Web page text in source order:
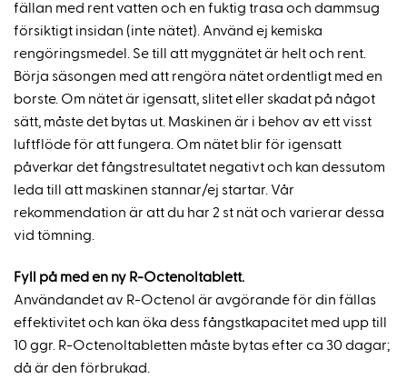
fällan med rent vatten och en fuktig trasa och dammsug
försiktigt insidan (inte nätet). Använd ej kemiska
rengöringsmedel. Se till att myggnätet är helt och rent.
Börja säsongen med att rengöra nätet ordentligt med en
borste. Om nätet är igensatt, slitet eller skadat på något
sätt, måste det bytas ut. Maskinen är i behov av ett visst
luftflöde för att fungera. Om nätet blir för igensatt
påverkar det fångstresultatet negativt och kan dessutom
leda till att maskinen stannar/ej startar. Vår
rekommendation är att du har 2 st nät och varierar dessa
vid tömning.
Fyll på med en ny R-Octenoltablett.
Användandet av R-Octenol är avgörande för din fällas
effektivitet och kan öka dess fångstkapacitet med upp till
10 ggr. R-Octenoltabletten måste bytas efter ca 30 dagar;
då är den förbrukad.